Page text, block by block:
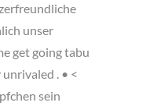
unser
get going tabu
. • <
sein